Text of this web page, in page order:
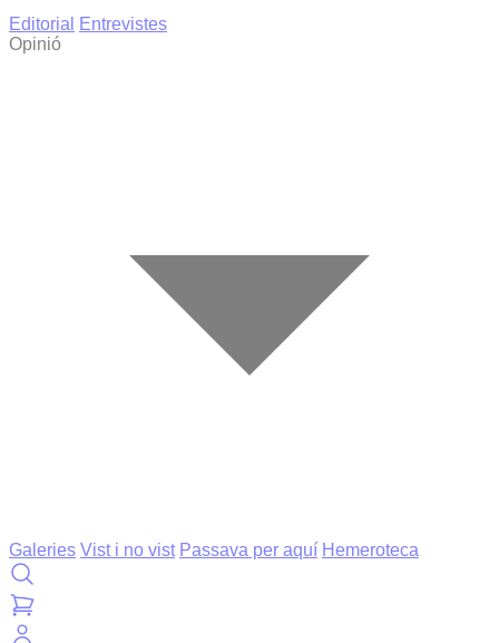
Editorial
Entrevistes
Opinió
Galeries Vist i no vist Passava per aquí Hemeroteca